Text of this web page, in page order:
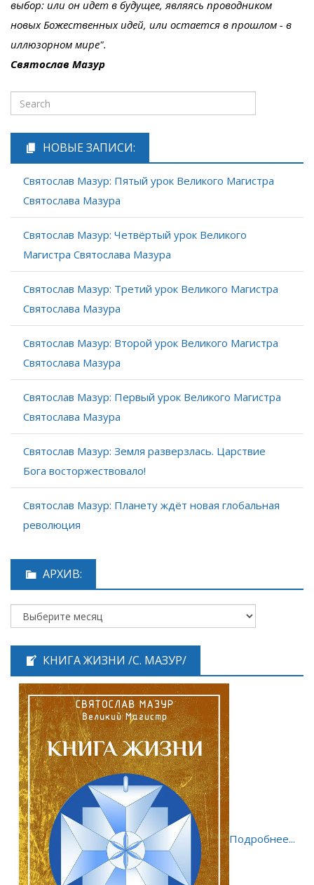
выбор: или он идет в будущее, являясь проводником
новых Божественных идей, или остается в прошлом - в
иллюзорном мире".
Святослав Мазур
НОВЫЕ ЗАПИСИ:
Святослав Мазур: Пятый урок Великого Магистра
Святослава Мазура
Святослав Мазур: Четвёртый урок Великого
Магистра Святослава Мазура
Святослав Мазур: Третий урок Великого Магистра
Святослава Мазура
Святослав Мазур: Второй урок Великого Магистра
Святослава Мазура
Святослав Мазур: Первый урок Великого Магистра
Святослава Мазура
Святослав Мазур: Земля разверзлась. Царствие
Бога восторжествовало!
Святослав Мазур: Планету ждёт новая глобальная
революция
АРХИВ:
КНИГА ЖИЗНИ /С. МАЗУР/
Подробнее...